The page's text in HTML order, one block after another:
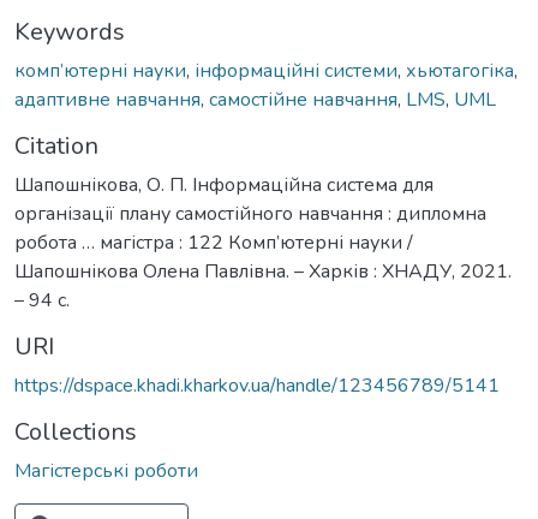
Keywords
комп’ютерні науки, інформаційні системи, хьютагогіка,
адаптивне навчання, самостійне навчання, LMS, UML
Citation
Шапошнікова, О. П. Інформаційна система для
організації плану самостійного навчання : дипломна
робота … магістра : 122 Комп’ютерні науки /
Шапошнікова Олена Павлівна. – Харків : ХНАДУ, 2021.
– 94 с.
URI
https://dspace.khadi.kharkov.ua/handle/123456789/5141
Collections
Магістерські роботи